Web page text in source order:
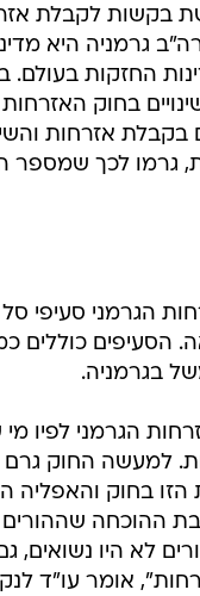
בקשות לקבלת
גרמניה היא
החזקות בעולם.
בחוק
בקבלת אזרחות
גרמו לכך שמספר
הגרמני סעיפי
הסעיפים כוללים
בגרמניה.
הגרמני לפיו
זכאי לאזרחות. למעשה
הזו בחוק
ההוכחה שההורים
לא היו נשואים,
אומר עו"ד